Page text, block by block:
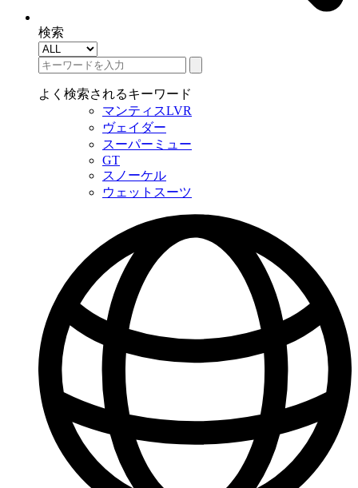
検索
よく検索されるキーワード
マンティスLVR
ヴェイダー
スーパーミュー
GT
スノーケル
ウェットスーツ